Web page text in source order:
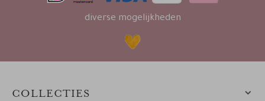
diverse mogelijkheden
COLLECTIES